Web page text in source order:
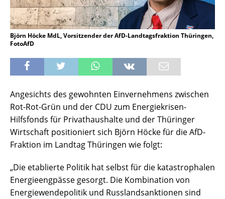
Björn Höcke MdL, Vorsitzender der AfD-Landtagsfraktion Thüringen,
FotoAfD
Angesichts des gewohnten Einvernehmens zwischen
Rot-Rot-Grün und der CDU zum Energiekrisen-
Hilfsfonds für Privathaushalte und der Thüringer
Wirtschaft positioniert sich Björn Höcke für die AfD-
Fraktion im Landtag Thüringen wie folgt:
„Die etablierte Politik hat selbst für die katastrophalen
Energieengpässe gesorgt. Die Kombination von
Energiewendepolitik und Russlandsanktionen sind